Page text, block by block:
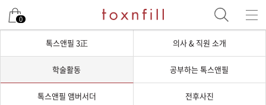
0
톡스앤필 3正 의사 & 직원 소개
학술활동 공부하는 톡스앤필
톡스앤필 앰버서더 전후사진